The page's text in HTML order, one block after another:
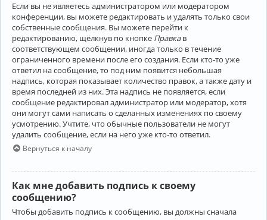
Если вы не являетесь администратором или модератором
конференции, вы можете редактировать и удалять только свои
собственные сообщения. Вы можете перейти к
редактированию, щёлкнув по кнопке Правкав
соответствующем сообщении, иногда только в течение
ограниченного времени после его создания. Если кто-то уже
ответил на сообщение, то под ним появится небольшая
надпись, которая показывает количество правок, а также дату и
время последней из них. Эта надпись не появляется, если
сообщение редактировал администратор или модератор, хотя
они могут сами написать о сделанных изменениях по своему
усмотрению. Учтите, что обычные пользователи не могут
удалить сообщение, если на него уже кто-то ответил.
Вернуться к началу
Как мне добавить подпись к своему
сообщению?
Чтобы добавить подпись к сообщению, вы должны сначала